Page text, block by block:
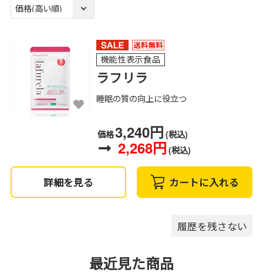
機能性表示食品
ラフリラ
睡眠の質の向上に役立つ
価格3,240円 (税込)
2,268円 (税込)
詳細を見る カートに入れる
履歴を残さない
最近見た商品